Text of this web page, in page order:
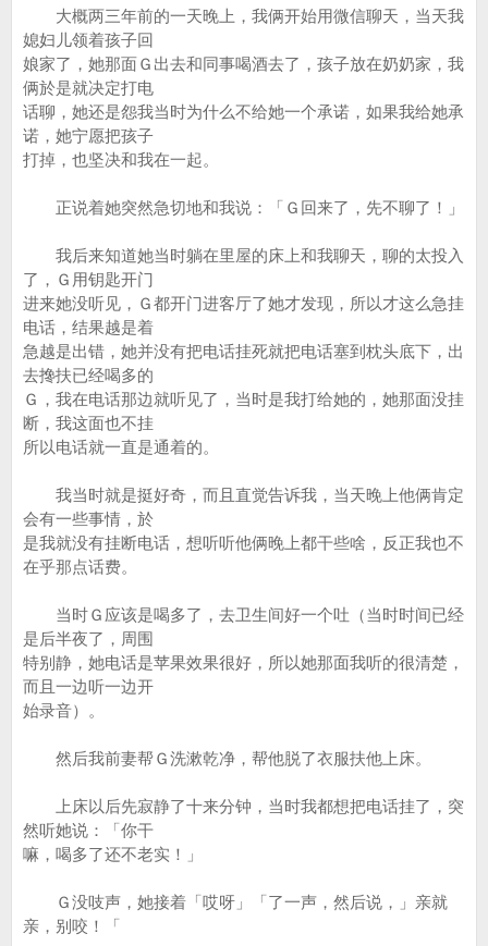
大概两三年前的一天晚上，我俩开始用微信聊天，当天我
媳妇儿领着孩子回
娘家了，她那面Ｇ出去和同事喝酒去了，孩子放在奶奶家，我
俩於是就决定打电
话聊，她还是怨我当时为什么不给她一个承诺，如果我给她承
诺，她宁愿把孩子
打掉，也坚决和我在一起。
正说着她突然急切地和我说：「Ｇ回来了，先不聊了！」
我后来知道她当时躺在里屋的床上和我聊天，聊的太投入
了，Ｇ用钥匙开门
进来她没听见，Ｇ都开门进客厅了她才发现，所以才这么急挂
电话，结果越是着
急越是出错，她并没有把电话挂死就把电话塞到枕头底下，出
去搀扶已经喝多的
Ｇ，我在电话那边就听见了，当时是我打给她的，她那面没挂
断，我这面也不挂
所以电话就一直是通着的。
我当时就是挺好奇，而且直觉告诉我，当天晚上他俩肯定
会有一些事情，於
是我就没有挂断电话，想听听他俩晚上都干些啥，反正我也不
在乎那点话费。
当时Ｇ应该是喝多了，去卫生间好一个吐（当时时间已经
是后半夜了，周围
特别静，她电话是苹果效果很好，所以她那面我听的很清楚，
而且一边听一边开
始录音）。
然后我前妻帮Ｇ洗漱乾净，帮他脱了衣服扶他上床。
上床以后先寂静了十来分钟，当时我都想把电话挂了，突
然听她说：「你干
嘛，喝多了还不老实！」
Ｇ没吱声，她接着「哎呀」「了一声，然后说，」亲就
亲，别咬！「